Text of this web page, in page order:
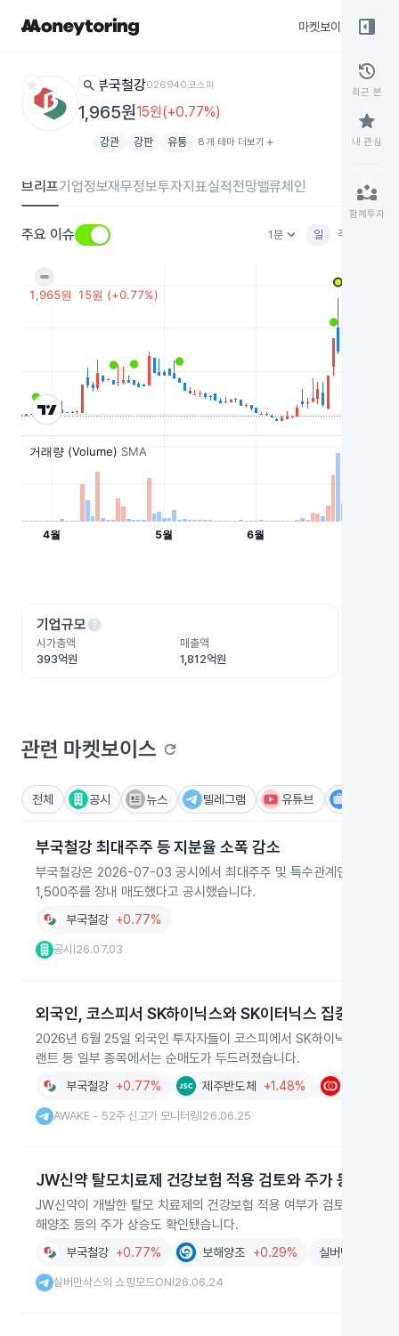
마켓보이스
star search 부국철강026940코스피
1,965원15원(+0.77%)
강관 강판 유통 8개 테마 더보기 add
브리프기업정보재무정보투자지표실적전망밸류체인
주요 이슈 1분keyboard_arrow_down 일 주
기업규모help
시가총액
393억원
매출액
1,812억원
관련 마켓보이스 refresh
전체 공시 뉴스 텔레그램 유튜브
부국철강 최대주주 등 지분율 소폭 감소
부국철강은 2026-07-03 공시에서 최대주주 및 특수관계인 보유
1,500주를 장내 매도했다고 공시했습니다.
부국철강 +0.77%
공시 26.07.03
외국인, 코스피서 SK하이닉스와 SK이터닉스 집중 순매수
2026년 6월 25일 외국인 투자자들이 코스피에서 SK하이닉스와 SK
랜트 등 일부 종목에서는 순매도가 두드러졌습니다.
부국철강 +0.77% 제주반도체 +1.48%
AWAKE - 52주 신고가 모니터링 26.06.25
JW신약 탈모치료제 건강보험 적용 검토와 주가 동반 상승
JW신약이 개발한 탈모 치료제의 건강보험 적용 여부가 검토되면서
해양조 등의 주가 상승도 확인됐습니다.
부국철강 +0.77% 보해양조 +0.29% 실버만삭스의
실버만삭스의 쇼핑모드ON 26.06.24
right_panel_open
history
최근 본
star
내 관심
partner_exchange
함께투자